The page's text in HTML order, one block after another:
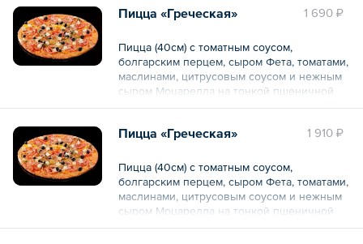
1 690 ₽
Пицца «Греческая»
Пицца (40см) с томатным соусом,
болгарским перцем, сыром Фета, томатами,
маслинами, цитрусовым соусом и нежным
сыром Моцарелла на тонкой пшеничной
основе
Общий вес – 1 кг 1 910 ₽
Пицца «Греческая»
Пицца (40см) с томатным соусом,
болгарским перцем, сыром Фета, томатами,
маслинами, цитрусовым соусом и нежным
сыром Моцарелла на тонкой пшеничной
основе